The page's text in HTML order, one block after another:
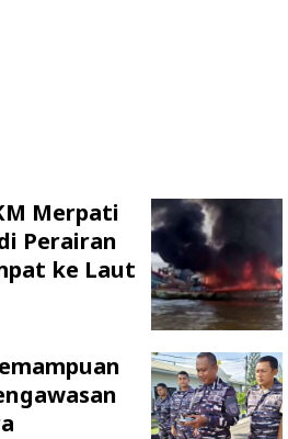
Merpati
Perairan
ke Laut